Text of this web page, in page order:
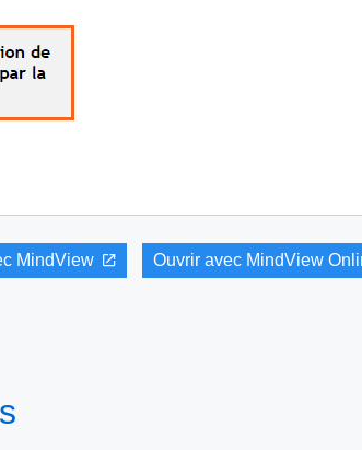
MindView Ouvrir avec MindView